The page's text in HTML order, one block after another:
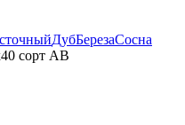
ДубБерезаСосна
сорт АВ